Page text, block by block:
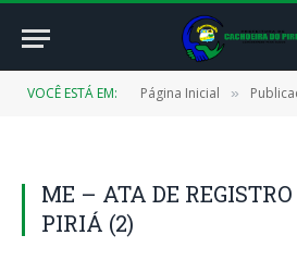
VOCÊ ESTÁ EM: Página Inicial »
ME – ATA DE REGISTRO
PIRIÁ (2)